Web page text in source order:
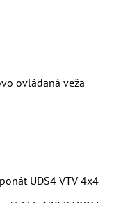
ovládaná veža
UDS4 VTV 4x4